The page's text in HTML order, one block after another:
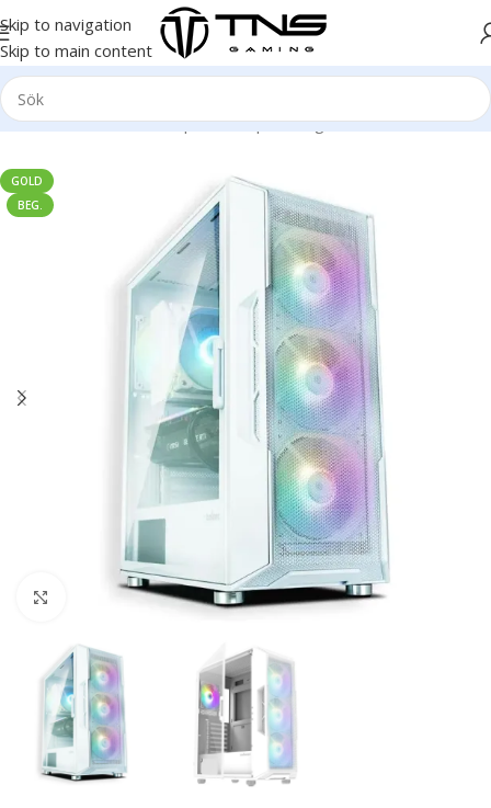
Skip to navigation
Skip to main content
Hem/Stationär dator/Speldator | Gamingdator/Gold klass
GOLD
BEG.
Click to enlarge